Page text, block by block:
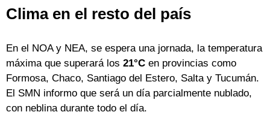
Clima en el resto del país
En el NOA y NEA, se espera una jornada, la temperatura
máxima que superará los 21°C en provincias como
Formosa, Chaco, Santiago del Estero, Salta y Tucumán.
El SMN informo que será un día parcialmente nublado,
con neblina durante todo el día.